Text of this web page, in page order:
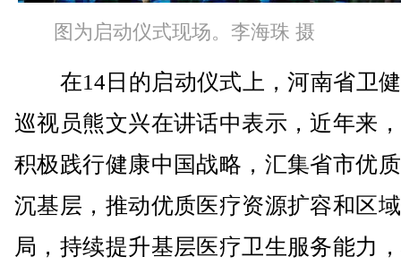
图为启动仪式现场。李海珠 摄
在14日的启动仪式上，河南省卫
巡视员熊文兴在讲话中表示，近年来
积极践行健康中国战略，汇集省市优
沉基层，推动优质医疗资源扩容和区
局，持续提升基层医疗卫生服务能力